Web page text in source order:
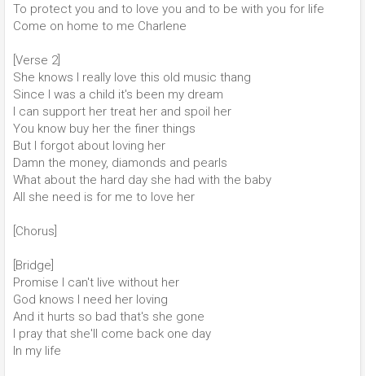
To protect you and to love you and to be with you for life
Come on home to me Charlene
[Verse 2]
She knows I really love this old music thang
Since I was a child it's been my dream
I can support her treat her and spoil her
You know buy her the finer things
But I forgot about loving her
Damn the money, diamonds and pearls
What about the hard day she had with the baby
All she need is for me to love her
[Chorus]
[Bridge]
Promise I can't live without her
God knows I need her loving
And it hurts so bad that's she gone
I pray that she'll come back one day
In my life